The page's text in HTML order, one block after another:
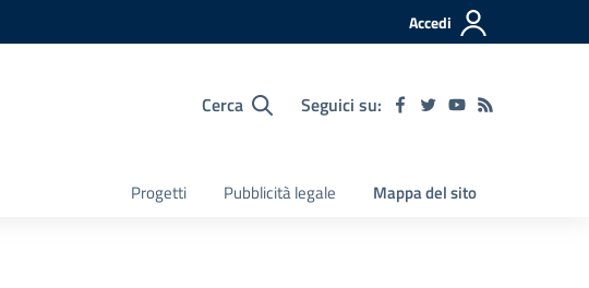
Accedi
Cerca Seguici su:
Progetti Pubblicità legale Mappa del sito